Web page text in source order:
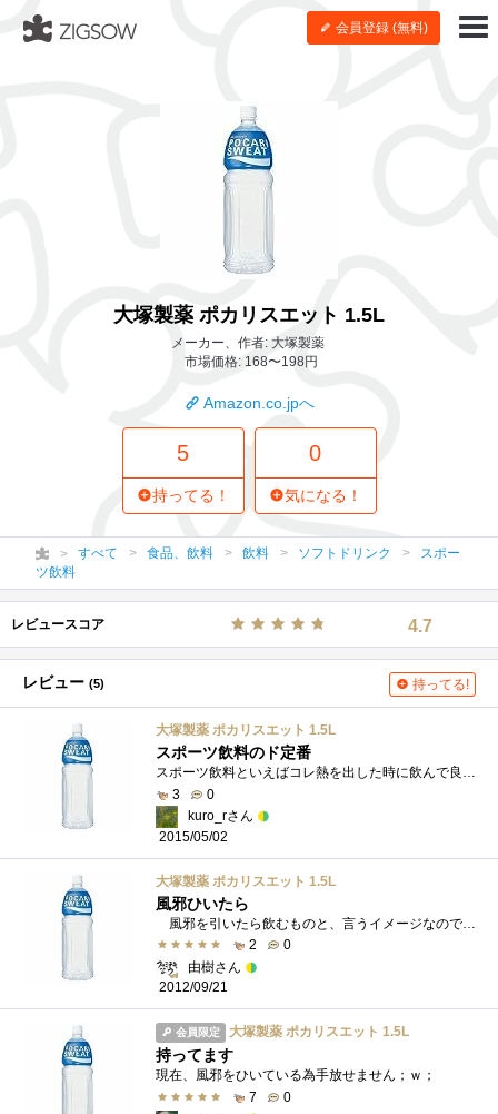
会員登録 (無料)
大塚製薬 ポカリスエット 1.5L
メーカー、作者: 大塚製薬
市場価格: 168〜198円
Amazon.co.jpへ
5
持ってる！
0
気になる！
すべて 食品、飲料 飲料 ソフトドリンク
スポー
ツ飲料
レビュースコア 4.7
レビュー (5) 持ってる!
大塚製薬 ポカリスエット 1.5L
スポーツ飲料のド定番
スポーツ飲料といえばコレ熱を出した時に飲んで良し脱水症状になりかけたときに飲んで良し
3
0
kuro_rさん
2015/05/02
大塚製薬 ポカリスエット 1.5L
風邪ひいたら
2
0
由樹さん
2012/09/21
会員限定 大塚製薬 ポカリスエット 1.5L
持ってます
現在、風邪をひいている為手放せません；ｗ；
7
0